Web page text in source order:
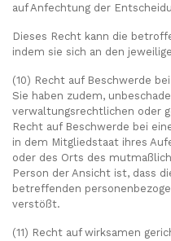
auf Anfechtung der
Dieses Recht kann die
indem sie sich an den
(10) Recht auf Beschwerde
Sie haben zudem,
verwaltungsrechtlichen oder
Recht auf Beschwerde bei
in dem Mitgliedstaat ihres
oder des Orts des
Person der Ansicht ist, dass
betreffenden
verstößt.
(11) Recht auf wirksamen